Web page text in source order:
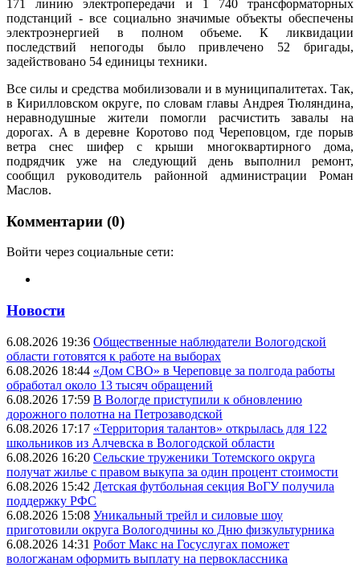
171 линию электропередачи и 1 740 трансформаторных
подстанций - все социально значимые объекты обеспечены
электроэнергией в полном объеме. К ликвидации
последствий непогоды было привлечено 52 бригады,
задействовано 54 единицы техники.
Все силы и средства мобилизовали и в муниципалитетах. Так,
в Кирилловском округе, по словам главы Андрея Тюляндина,
неравнодушные жители помогли расчистить завалы на
дорогах. А в деревне Коротово под Череповцом, где порыв
ветра снес шифер с крыши многоквартирного дома,
подрядчик уже на следующий день выполнил ремонт,
сообщил руководитель районной администрации Роман
Маслов.
Комментарии (0)
Войти через социальные сети:
Новости
6.08.2026 19:36 Общественные наблюдатели Вологодской
области готовятся к работе на выборах
6.08.2026 18:44 «Дом СВО» в Череповце за полгода работы
обработал около 13 тысяч обращений
6.08.2026 17:59 В Вологде приступили к обновлению
дорожного полотна на Петрозаводской
6.08.2026 17:17 «Территория талантов» открылась для 122
школьников из Алчевска в Вологодской области
6.08.2026 16:20 Сельские труженики Тотемского округа
получат жилье с правом выкупа за один процент стоимости
6.08.2026 15:42 Детская футбольная секция ВоГУ получила
поддержку РФС
6.08.2026 15:08 Уникальный трейл и силовые шоу
приготовили округа Вологодчины ко Дню физкультурника
6.08.2026 14:31 Робот Макс на Госуслугах поможет
вологжанам оформить выплату на первоклассника